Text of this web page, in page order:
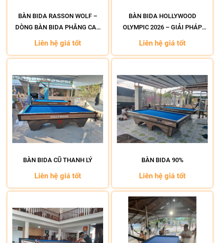
BÀN BIDA RASSON WOLF –
DÒNG BÀN BIDA PHĂNG CAO
CẤP ĐƯỢC ƯA CHUỘNG
Liên hệ giá tốt
BÀN BIDA HOLLYWOOD
OLYMPIC 2026 – GIẢI PHÁP
ĐẦU TƯ HIỆU QUẢ CHO CÁC
CLB BIDA MIỀN TÂY
Liên hệ giá tốt
BÀN BIDA CŨ THANH LÝ
Liên hệ giá tốt
BÀN BIDA 90%
Liên hệ giá tốt